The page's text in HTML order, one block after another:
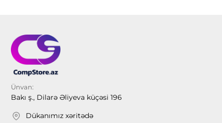
Ünvan:
Bakı ş., Dilarə Əliyeva küçəsi 196
Dükanımız xəritədə